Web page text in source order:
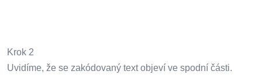
Krok 2
Uvidíme, že se zakódovaný text objeví ve spodní části.